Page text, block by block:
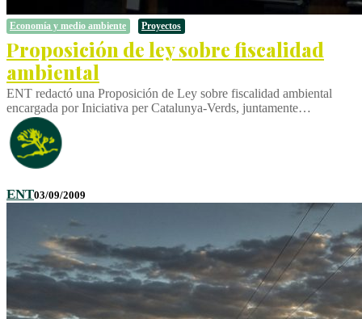
Economía y medio ambiente Proyectos
Proposición de ley sobre fiscalidad
ambiental
ENT redactó una Proposición de Ley sobre fiscalidad ambiental
encargada por Iniciativa per Catalunya-Verds, juntamente…
ENT03/09/2009